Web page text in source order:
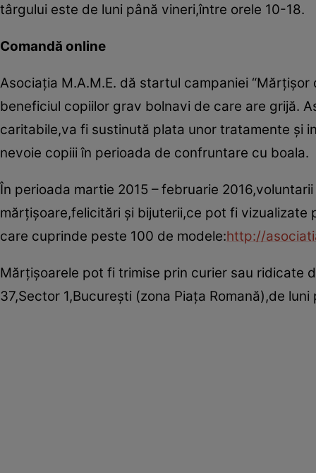
târgului este de luni până vineri,între orele 10-18.
Comandă online
Asociaţia M.A.M.E. dă startul campaniei
beneficiul copiilor grav bolnavi de care are grijă.
caritabile,va fi sustinută plata unor tratamente şi
nevoie copiii în perioada de confruntare cu boala.
În perioada martie 2015 – februarie
mărţişoare,felicitări şi bijuterii,ce pot fi
care cuprinde peste 100 de modele:http://
Mărţişoarele pot fi trimise prin curier sau ridicate
37,Sector 1,Bucureşti (zona Piaţa Romană),de